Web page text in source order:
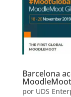
Barcelona
por UDS